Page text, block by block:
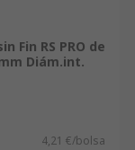
Fin RS PRO de
Diám.int.
4,21 €/bolsa